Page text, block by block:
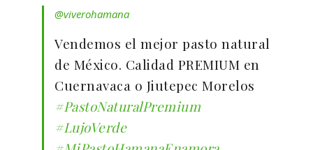
@viverohamana
Vendemos el mejor pasto natural
de México. Calidad PREMIUM en
Cuernavaca o Jiutepec Morelos
#PastoNaturalPremium
#LujoVerde